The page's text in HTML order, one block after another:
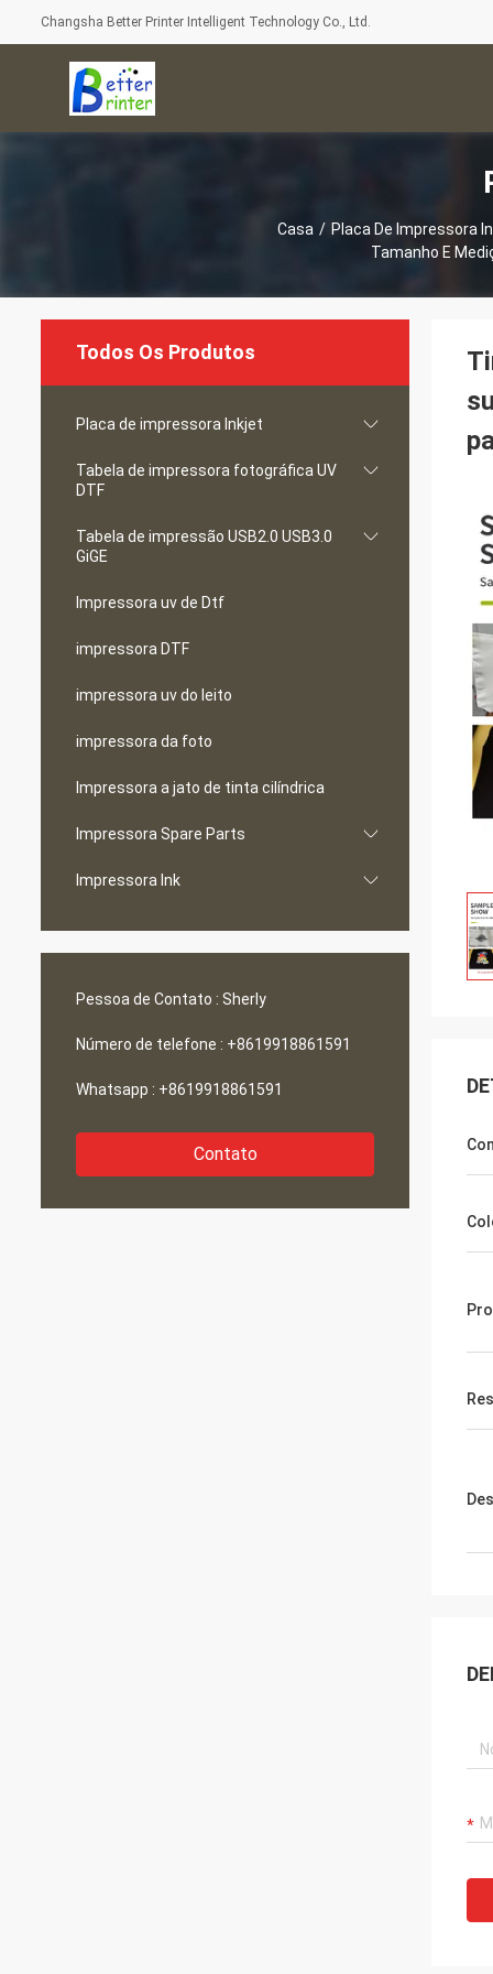
Changsha Better Printer Intelligent Technology Co., Ltd.
Casa / Placa De Impressora
Tamanho E
Todos Os Produtos
Placa de impressora Inkjet
Tabela de impressora fotográfica UV
DTF
Tabela de impressão USB2.0 USB3.0
GiGE
Impressora uv de Dtf
impressora DTF
impressora uv do leito
impressora da foto
Impressora a jato de tinta cilíndrica
Impressora Spare Parts
Impressora Ink
Pessoa de Contato : Sherly
Número de telefone : +8619918861591
Whatsapp : +8619918861591
Contato